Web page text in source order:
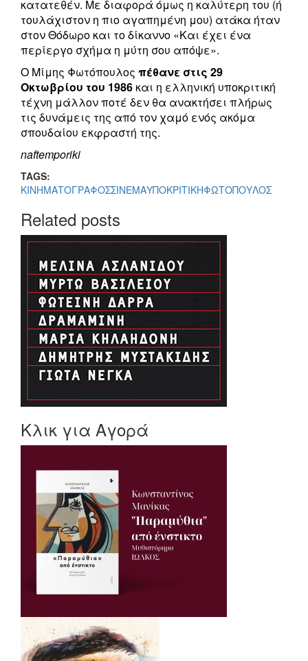
κατατεθέν. Με διαφορά όμως η καλύτερη του (ή
τουλάχιστον η πιο αγαπημένη μου) ατάκα ήταν
στον Θόδωρο και το δίκαννο «Και έχει ένα
περίεργο σχήμα η μύτη σου απόψε».
Ο Μίμης Φωτόπουλος πέθανε στις 29
Οκτωβρίου του 1986 και η ελληνική υποκριτική
τέχνη μάλλον ποτέ δεν θα ανακτήσει πλήρως
τις δυνάμεις της από τον χαμό ενός ακόμα
σπουδαίου εκφραστή της.
naftemporiki
TAGS:
ΚΙΝΗΜΑΤΟΓΡΑΦΟΣΣΙΝΕΜΑΥΠΟΚΡΙΤΙΚΗΦΩΤΟΠΟΥΛΟΣ
Related posts
Κλικ για Αγορά